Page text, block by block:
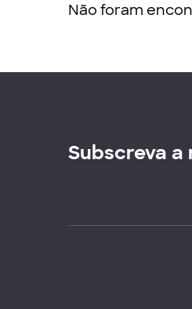
Não foram
Subscreva a